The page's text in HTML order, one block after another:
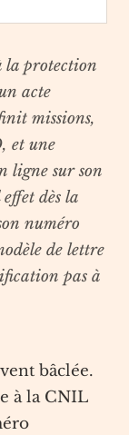
la protection
acte
missions,
et une
ligne sur son
dès la
numéro
de lettre
pas à
bâclée.
à la CNIL